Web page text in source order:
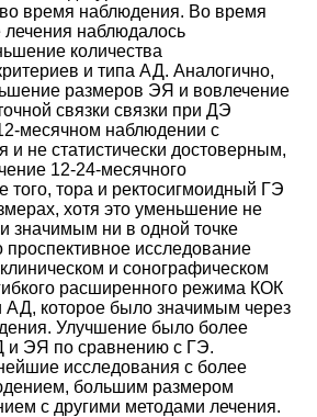
время наблюдения. Во время
наблюдалось
количества
и типа АД. Аналогично,
размеров ЭЯ и вовлечение
связки связки при ДЭ
месячном наблюдении с
и не статистически достоверным,
12-24-месячного
того, тора и ректосигмоидный ГЭ
хотя это уменьшение не
значимым ни в одной точке
проспективное исследование
и сонографическом
расширенного режима КОК
АД, которое было значимым через
Улучшение было более
и ЭЯ по сравнению с ГЭ.
исследования с более
большим размером
с другими методами лечения.